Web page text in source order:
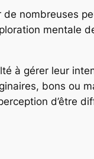
nombreuses
mentale
à gérer leur
bons ou
d’être